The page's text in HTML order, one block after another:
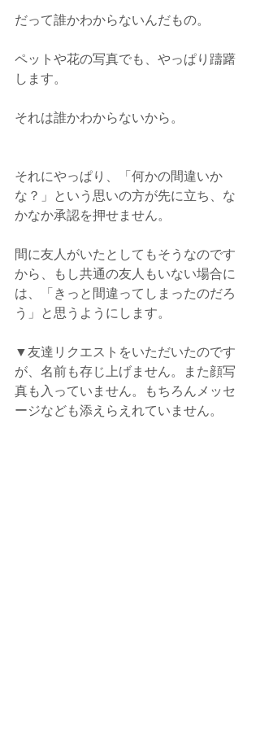
だって誰かわからないんだもの。
ペットや花の写真でも、やっぱり躊躇
します。
それは誰かわからないから。
それにやっぱり、「何かの間違いか
な？」という思いの方が先に立ち、な
かなか承認を押せません。
間に友人がいたとしてもそうなのです
から、もし共通の友人もいない場合に
は、「きっと間違ってしまったのだろ
う」と思うようにします。
▼友達リクエストをいただいたのです
が、名前も存じ上げません。また顔写
真も入っていません。もちろんメッセ
ージなども添えらえれていません。